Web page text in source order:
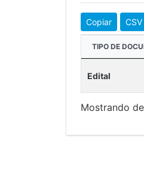
Copiar CSV
TIPO DE
Edital
Mostrando